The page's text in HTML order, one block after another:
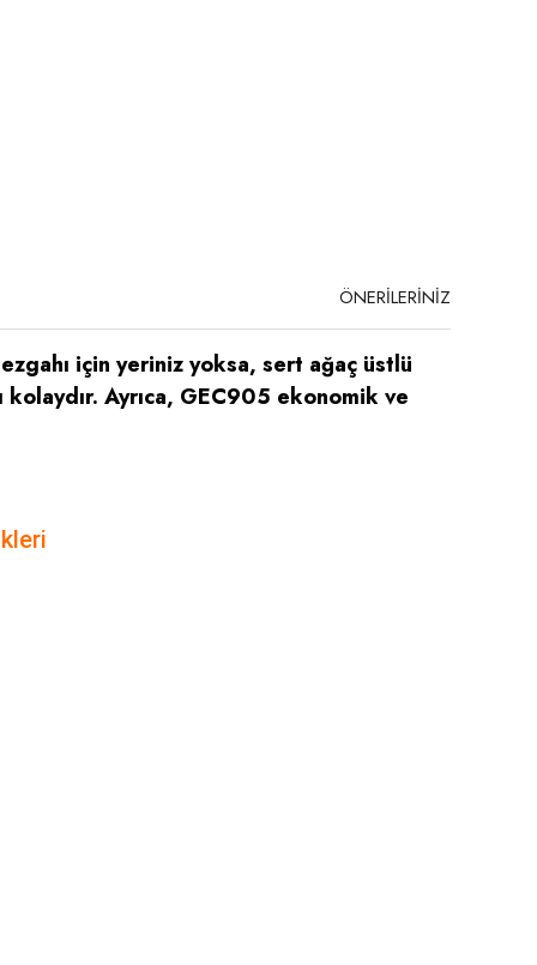
ÖNERİLERİNİZ
için yeriniz yoksa, sert ağaç üstlü
kolaydır. Ayrıca, GEC905 ekonomik ve